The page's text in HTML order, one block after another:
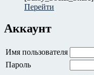
41(0)
43(0)
M(12)
Перейти
Аккаунт
Имя пользователя
Пароль